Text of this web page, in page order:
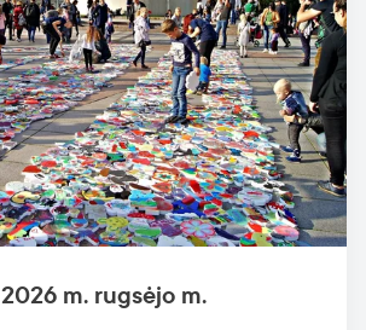
Tautų mugė 2026 m. rugsėjo m.